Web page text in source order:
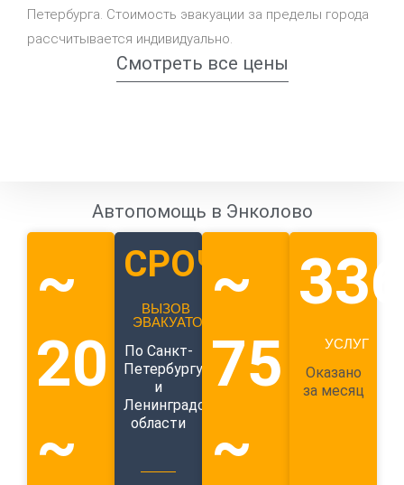
Петербурга. Стоимость эвакуации за пределы города
рассчитывается индивидуально.
Смотреть все цены
Автопомощь в Энколово
~
20
~
СРОЧНЫЙ
ВЫЗОВ
ЭВАКУАТОРА
По Санкт-
Петербургу
и
Ленинградской
области
~
75
~
УСЛУГ
Оказано
за месяц